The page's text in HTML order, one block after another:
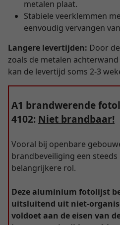
metalen plaat.
Stabiele veerklemmen
eenvoudig vervangen
Langere levertijden: Door
zoals de metalen
kan de levertijd soms 2-3
A1 brandwerende
4102: Niet brandbaar!
Vooral bij openbare
brandbeveiliging een steeds
belangrijkere rol.
Deze aluminium fotolijst
uitsluitend uit niet-
voldoet aan de eisen van